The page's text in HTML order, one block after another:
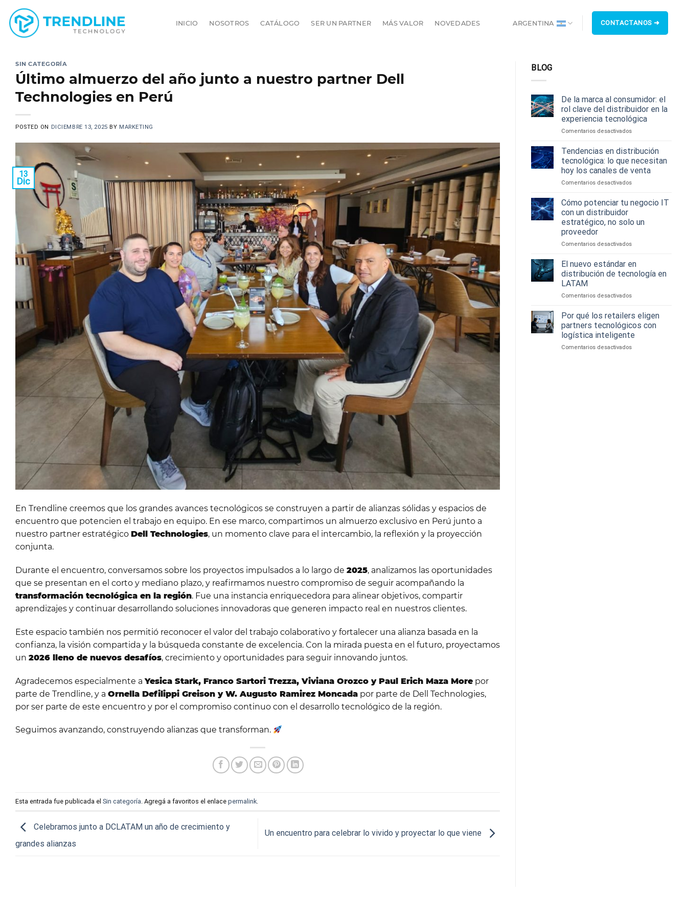
contenido
INICIO NOSOTROS CATÁLOGO SER UN PARTNER MÁS VALOR NOVEDADES ARGENTINA CONTACTANOS ➜
SIN CATEGORÍA
Último almuerzo del año junto a nuestro partner Dell
Technologies en Perú
POSTED ON DICIEMBRE 13, 2025 BY MARKETING
13
Dic
En Trendline creemos que los grandes avances tecnológicos se construyen a partir de alianzas sólidas y espacios de
encuentro que potencien el trabajo en equipo. En ese marco, compartimos un almuerzo exclusivo en Perú junto a
nuestro partner estratégico Dell Technologies, un momento clave para el intercambio, la reflexión y la proyección
conjunta.
Durante el encuentro, conversamos sobre los proyectos impulsados a lo largo de 2025, analizamos las oportunidades
que se presentan en el corto y mediano plazo, y reafirmamos nuestro compromiso de seguir acompañando la
transformación tecnológica en la región. Fue una instancia enriquecedora para alinear objetivos, compartir
aprendizajes y continuar desarrollando soluciones innovadoras que generen impacto real en nuestros clientes.
Este espacio también nos permitió reconocer el valor del trabajo colaborativo y fortalecer una alianza basada en la
confianza, la visión compartida y la búsqueda constante de excelencia. Con la mirada puesta en el futuro, proyectamos
un 2026 lleno de nuevos desafíos, crecimiento y oportunidades para seguir innovando juntos.
Agradecemos especialmente aYesica Stark, Franco Sartori Trezza, Viviana Orozco y Paul Erich Maza More por
parte de Trendline, y a Ornella Defilippi Greison y W. Augusto Ramirez Moncada por parte de Dell Technologies,
por ser parte de este encuentro y por el compromiso continuo con el desarrollo tecnológico de la región.
Seguimos avanzando, construyendo alianzas que transforman.
Esta entrada fue publicada el Sin categoría . Agregá a favoritos el enlace permalink
Celebramos junto a DCLATAM un año de crecimiento y
grandes alianzas
Un encuentro para celebrar lo vivido y proyectar lo que viene
BLOG
De la marca al consumidor: el
rol clave del distribuidor en la
experiencia tecnológica
Comentarios desactivadosen
la
al
consumidor:
el
clave
del
en
experiencia
Tendencias en distribución
tecnológica: lo que necesitan
hoy los canales de venta
Comentarios desactivadosen
distribución
lo
necesitan
canales
de
Cómo potenciar tu negocio IT
con un distribuidor
estratégico, no solo un
proveedor
Comentarios desactivadosen
negocio
con
distribuidor
estratégico,
no
solo
un
El nuevo estándar en
distribución de tecnología en
LATAM
Comentarios desactivadosen
nuevo
estándar
en
distribución
de
Por qué los retailers eligen
partners tecnológicos con
logística inteligente
Comentarios desactivadosen